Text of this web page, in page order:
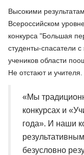
Высокими
Всероссийском
конкурса "Большая
студенты-спасатели
учеников области
Не отстают и учителя.
«Мы
конкурсах и
года». И наши
безусловно